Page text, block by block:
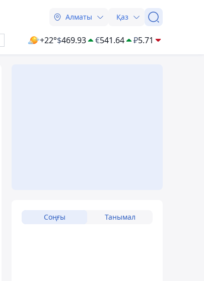
Алматы Қаз
+22°$469.93 €541.64 ₽5.71
Соңғы Танымал